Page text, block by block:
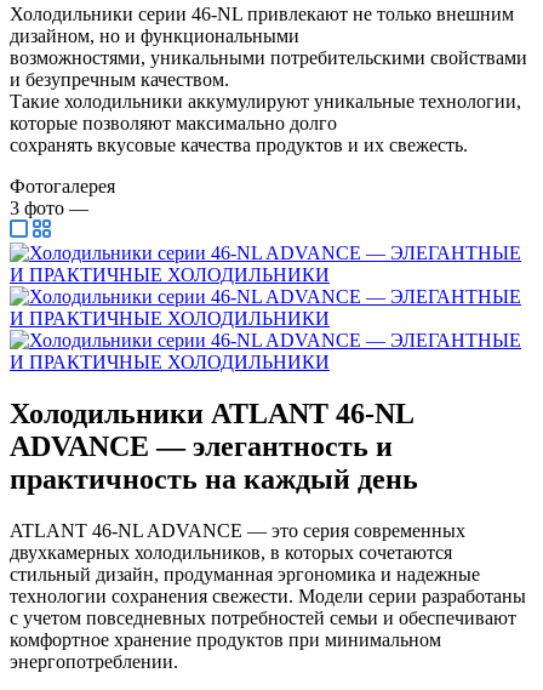
Холодильники серии 46-NL привлекают не только внешним
дизайном, но и функциональными
возможностями, уникальными потребительскими свойствами
и безупречным качеством.
Такие холодильники аккумулируют уникальные технологии,
которые позволяют максимально долго
сохранять вкусовые качества продуктов и их свежесть.
Фотогалерея
3 фото —
Холодильники ATLANT 46-NL
ADVANCE — элегантность и
практичность на каждый день
ATLANT 46-NL ADVANCE — это серия современных
двухкамерных холодильников, в которых сочетаются
стильный дизайн, продуманная эргономика и надежные
технологии сохранения свежести. Модели серии разработаны
с учетом повседневных потребностей семьи и обеспечивают
комфортное хранение продуктов при минимальном
энергопотреблении.